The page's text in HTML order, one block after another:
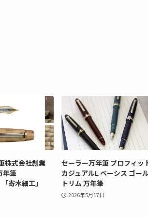
株式会社創業
年筆
寄木細工」
セーラー万年筆 プロフィッ
カジュアルL ベーシス ゴー
トリム 万年筆
2026年5月17日